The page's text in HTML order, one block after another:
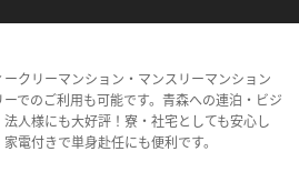
クリーマンション・マンスリーマンション
でのご利用も可能です。青森への連泊・ビジ
人様にも大好評！寮・社宅としても安心し
電付きで単身赴任にも便利です。